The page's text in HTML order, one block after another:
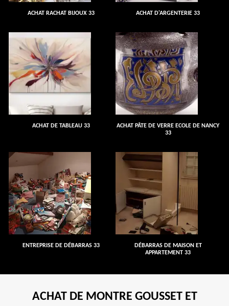
ACHAT RACHAT BIJOUX 33 ACHAT D'ARGENTERIE 33
ACHAT DE TABLEAU 33
ACHAT PÂTE DE VERRE ECOLE DE NANCY
33
ENTREPRISE DE DÉBARRAS 33
DÉBARRAS DE MAISON ET
APPARTEMENT 33
ACHAT DE MONTRE GOUSSET ET